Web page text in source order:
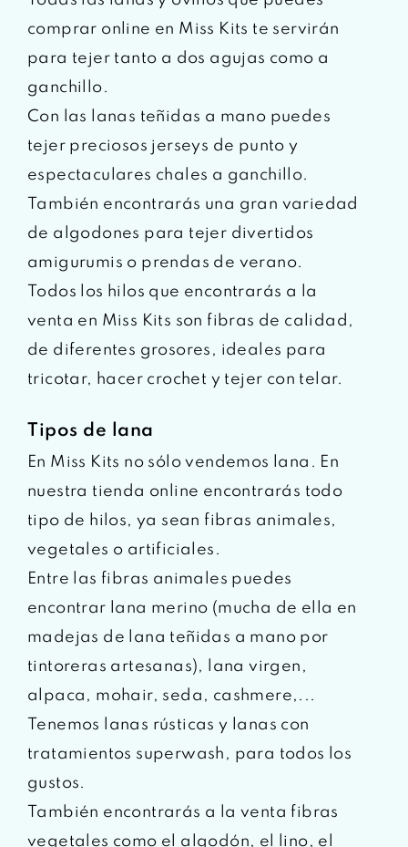
comprar online en Miss Kits te servirán
para tejer tanto a dos agujas como a
ganchillo.
Con las lanas teñidas a mano puedes
tejer preciosos jerseys de punto y
espectaculares chales a ganchillo.
También encontrarás una gran variedad
de algodones para tejer divertidos
amigurumis o prendas de verano.
Todos los hilos que encontrarás a la
venta en Miss Kits son fibras de calidad,
de diferentes grosores, ideales para
tricotar, hacer crochet y tejer con telar.
Tipos de lana
En Miss Kits no sólo vendemos lana. En
nuestra tienda online encontrarás todo
tipo de hilos, ya sean fibras animales,
vegetales o artificiales.
Entre las fibras animales puedes
encontrar lana merino (mucha de ella en
madejas de lana teñidas a mano por
tintoreras artesanas), lana virgen,
alpaca, mohair, seda, cashmere,...
Tenemos lanas rústicas y lanas con
tratamientos superwash, para todos los
gustos.
También encontrarás a la venta fibras
vegetales como el algodón, el lino, el